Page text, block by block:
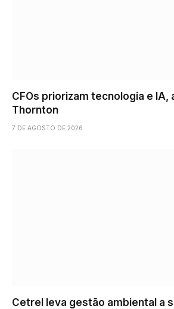
CFOs priorizam tecnologia e IA,
Thornton
7 DE AGOSTO DE 2026
Cetrel leva gestão ambiental a